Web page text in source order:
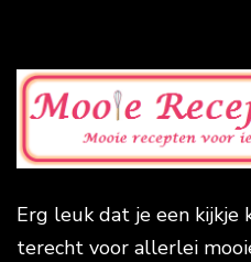
Erg leuk dat je een kijkje
terecht voor allerlei